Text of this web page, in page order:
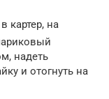
картер, на
надеть
и отогнуть на